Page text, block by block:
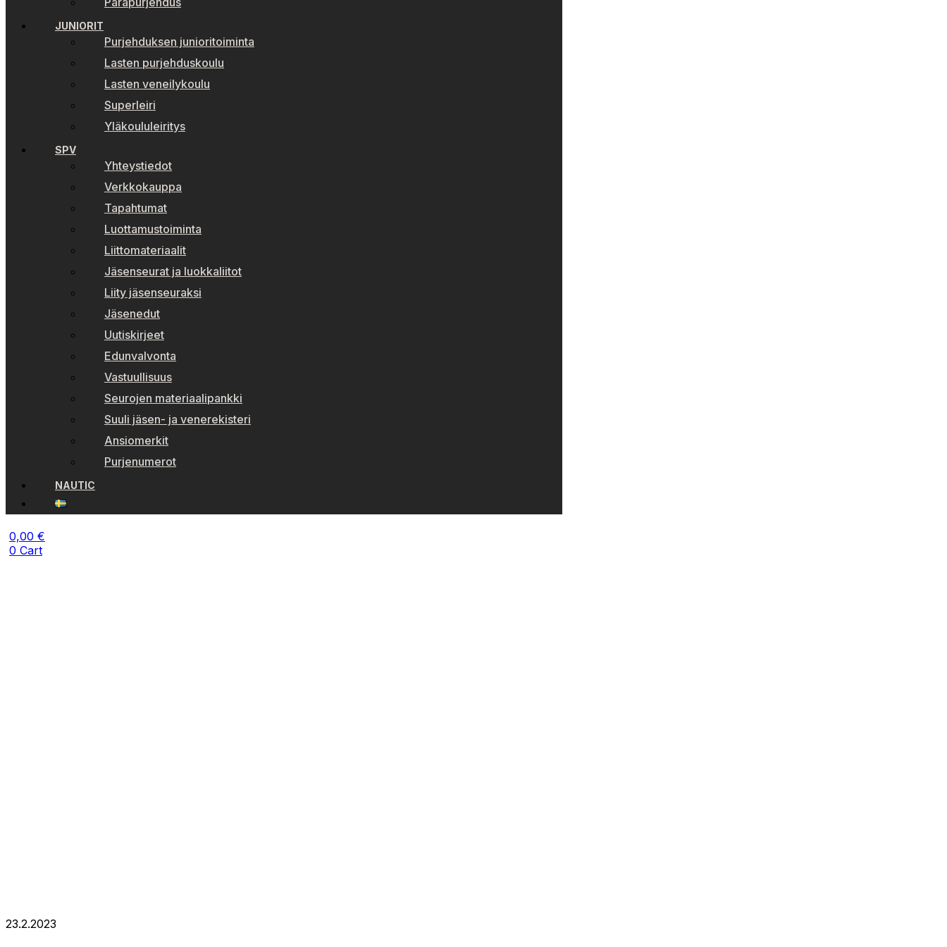
JUNIORIT
Purjehduksen junioritoiminta
Lasten purjehduskoulu
Lasten veneilykoulu
Superleiri
Yläkoululeiritys
SPV
Yhteystiedot
Verkkokauppa
Tapahtumat
Luottamustoiminta
Liittomateriaalit
Jäsenseurat ja luokkaliitot
Liity jäsenseuraksi
Jäsenedut
Uutiskirjeet
Edunvalvonta
Vastuullisuus
Seurojen materiaalipankki
Suuli jäsen- ja venerekisteri
Ansiomerkit
Purjenumerot
NAUTIC
0,00 €
0 Cart
23.2.2023